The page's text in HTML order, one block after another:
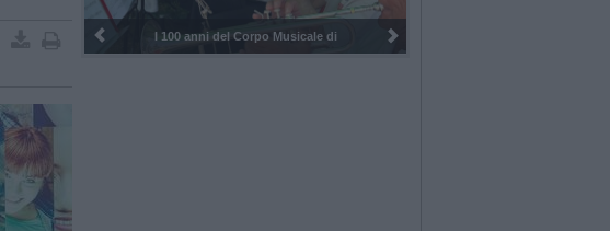
I 100 anni del Corpo Musicale di